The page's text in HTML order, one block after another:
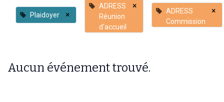
Plaidoyer ×
ADRESS
Réunion
d'accueil
×
ADRESS
Commission
×
Aucun événement trouvé.